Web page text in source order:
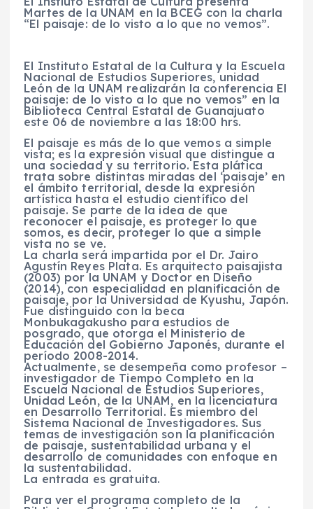
Martes de la UNAM en la BCEG con la charla
“El paisaje: de lo visto a lo que no vemos”.
El Instituto Estatal de la Cultura y la Escuela
Nacional de Estudios Superiores, unidad
León de la UNAM realizarán la conferencia El
paisaje: de lo visto a lo que no vemos” en la
Biblioteca Central Estatal de Guanajuato
este 06 de noviembre a las 18:00 hrs.
El paisaje es más de lo que vemos a simple
vista; es la expresión visual que distingue a
una sociedad y su territorio. Esta plática
trata sobre distintas miradas del ‘paisaje’ en
el ámbito territorial, desde la expresión
artística hasta el estudio científico del
paisaje. Se parte de la idea de que
reconocer el paisaje, es proteger lo que
somos, es decir, proteger lo que a simple
vista no se ve.
La charla será impartida por el Dr. Jairo
Agustín Reyes Plata. Es arquitecto paisajista
(2003) por la UNAM y Doctor en Diseño
(2014), con especialidad en planificación de
paisaje, por la Universidad de Kyushu, Japón.
Fue distinguido con la beca
Monbukagakusho para estudios de
posgrado, que otorga el Ministerio de
Educación del Gobierno Japonés, durante el
período 2008-2014.
Actualmente, se desempeña como profesor –
investigador de Tiempo Completo en la
Escuela Nacional de Estudios Superiores,
Unidad León, de la UNAM, en la licenciatura
en Desarrollo Territorial. Es miembro del
Sistema Nacional de Investigadores. Sus
temas de investigación son la planificación
de paisaje, sustentabilidad urbana y el
desarrollo de comunidades con enfoque en
la sustentabilidad.
La entrada es gratuita.
Para ver el programa completo de la